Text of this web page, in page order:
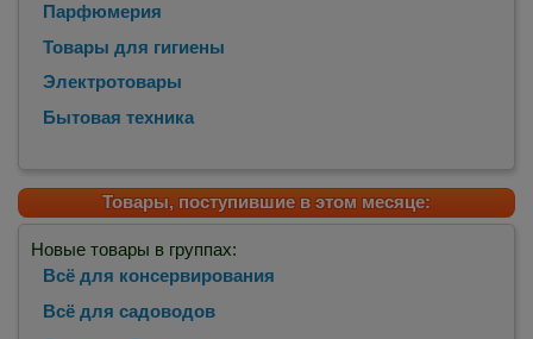
Парфюмерия
Товары для гигиены
Электротовары
Бытовая техника
Товары, поступившие в этом месяце:
Новые товары в группах:
Всё для консервирования
Всё для садоводов